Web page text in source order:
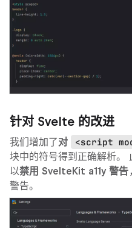
针对 Svelte 的改进
我们增加了对 <script
块中的符号得到正确解析。
以禁用 SvelteKit a11y 警告
警告。